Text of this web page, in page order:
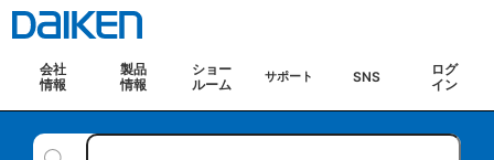
会社
情報
製品
情報
ショー
ルーム
サポート SNS
ログ
イン